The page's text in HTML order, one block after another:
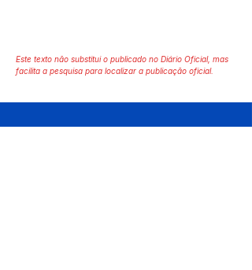
Este texto não substitui o publicado no Diário Oficial, mas
facilita a pesquisa para localizar a publicação oficial.